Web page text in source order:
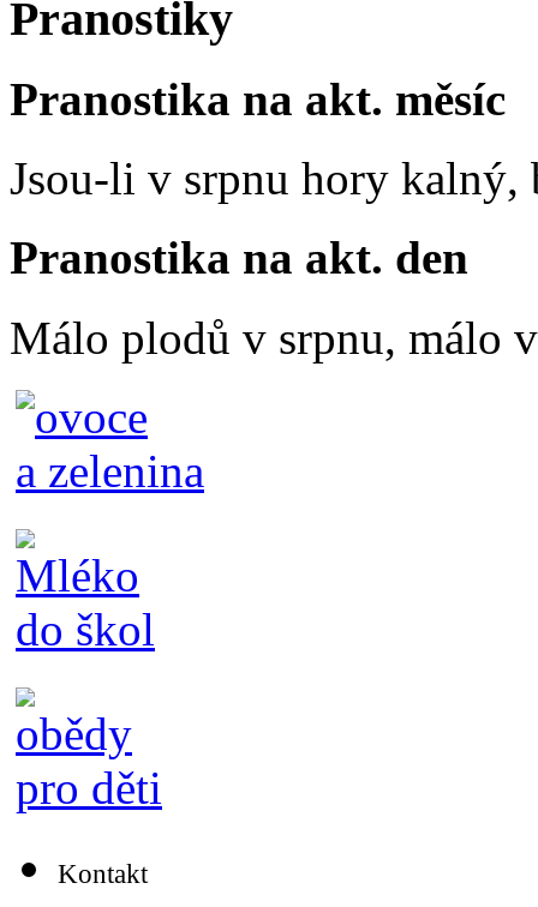
Pranostiky
Pranostika na akt. měsíc
Jsou-li v srpnu hory
Pranostika na akt. den
Málo plodů v srpnu, málo
Kontakt